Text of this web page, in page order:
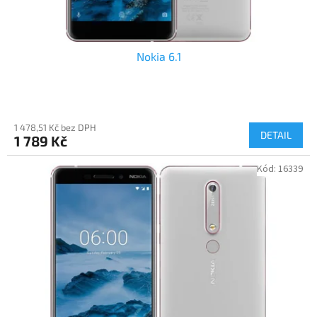
Nokia 6.1
1 478,51 Kč bez DPH
1 789 Kč DETAIL
Kód: 16339